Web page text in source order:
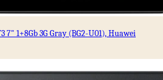
1+8Gb 3G Gray (BG2-U01), Huawei